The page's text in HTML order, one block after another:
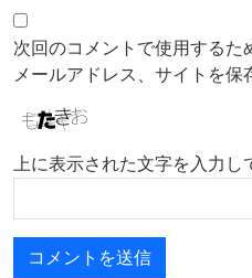
次回のコメントで使用するた
メールアドレス、サイトを保
上に表示された文字を入力し